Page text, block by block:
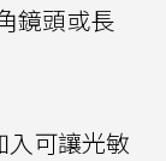
鏡頭或長
入可讓光敏